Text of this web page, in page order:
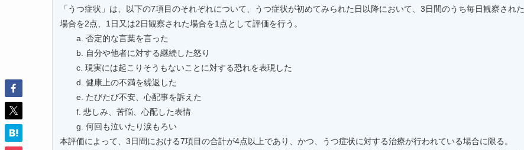
「うつ症状」は、以下の7項目のそれぞれについて、うつ症状が初めてみられた日以降において、3日間のうち毎日観察された
場合を2点、1日又は2日観察された場合を1点として評価を行う。
a. 否定的な言葉を言った
b. 自分や他者に対する継続した怒り
c. 現実には起こりそうもないことに対する恐れを表現した
d. 健康上の不満を繰返した
e. たびたび不安、心配事を訴えた
f. 悲しみ、苦悩、心配した表情
g. 何回も泣いたり涙もろい
本評価によって、3日間における7項目の合計が4点以上であり、かつ、うつ症状に対する治療が行われている場合に限る。